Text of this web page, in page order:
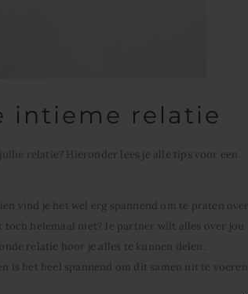
intieme relatie
relatie? Hieronder lees je alle tips voor een
vind je het wel erg spannend om te praten over
helemaal niet? Je partner wilt alles over jou
relatie hoor je alles te kunnen delen.
is het heel spannend om dit samen uit te voeren